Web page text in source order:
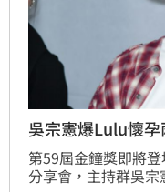
吳宗憲爆Lulu懷
第59屆金鐘獎即將
分享會，主持群吳